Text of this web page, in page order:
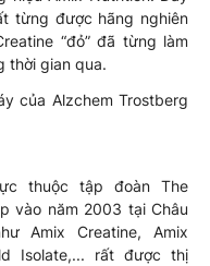
từng được hãng nghiên
“đỏ” đã từng làm
thời gian qua.
của Alzchem Trostberg
thuộc tập đoàn The
vào năm 2003 tại Châu
Amix Creatine, Amix
Isolate,... rất được thị